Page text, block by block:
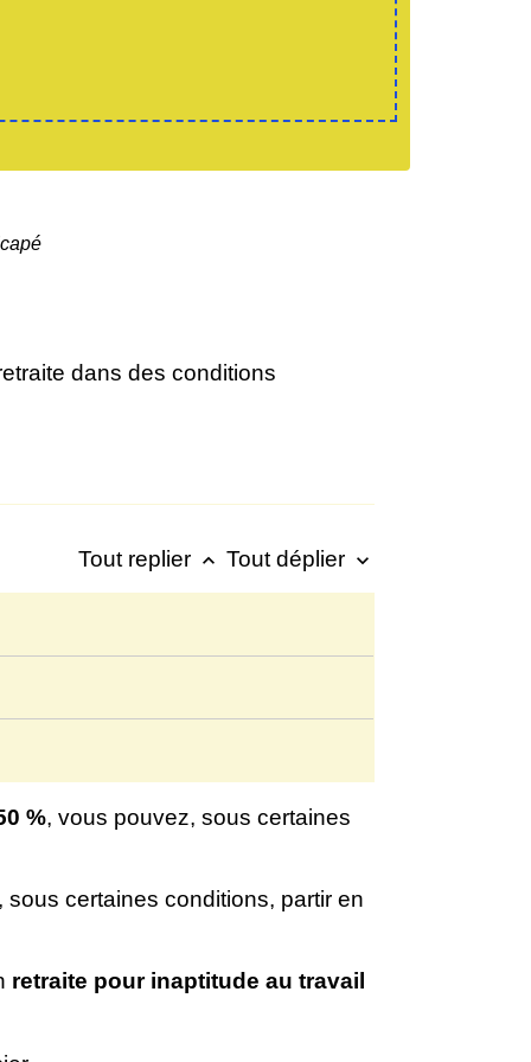
dans des conditions
Tout replier keyboard_arrow_up Tout déplier keyboard_arrow_down
%, vous pouvez, sous certaines
sous certaines conditions, partir en
retraite pour inaptitude au travail